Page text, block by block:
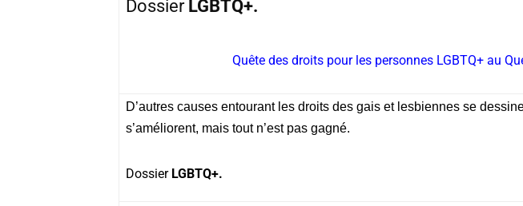
Dossier LGBTQ+.
Quête des droits pour les personnes LGBTQ+ au
D’autres causes entourant les droits des gais et lesbiennes se
s’améliorent, mais tout n’est pas gagné.
Dossier LGBTQ+.